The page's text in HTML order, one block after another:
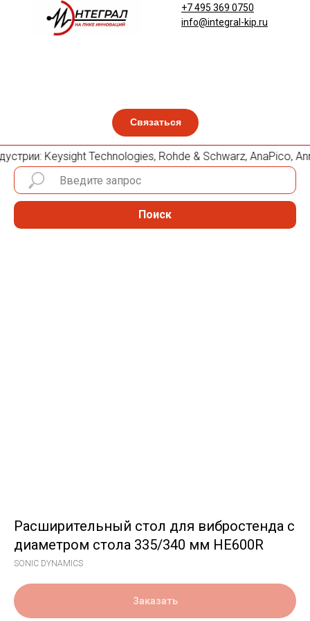
Связаться
+7 495 369 0750
info@integral-kip.ru
Keysight Technologies, Rohde & Schwarz, AnaPico,
Поиск
Расширительный стол для вибростенда с
диаметром стола 335/340 мм HE600R
SONIC DYNAMICS
Заказать